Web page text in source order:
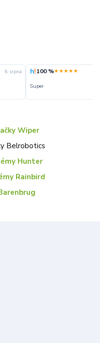
6. srpna 100 %★★★★★
Super